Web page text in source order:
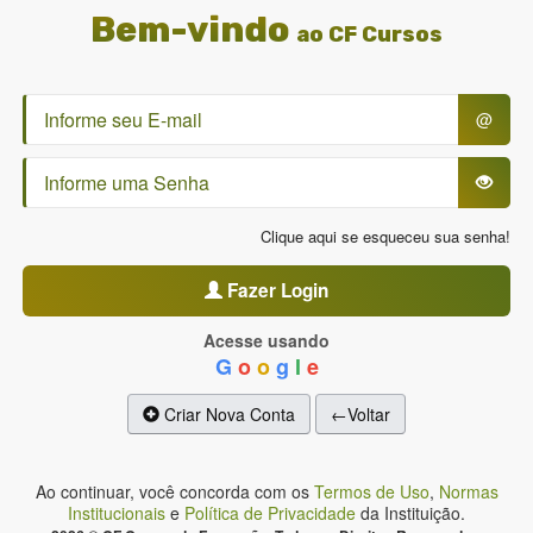
Bem-vindo ao CF Cursos
@
Clique aqui se esqueceu sua senha!
Fazer Login
Acesse usando
G o o g l e
Criar Nova Conta ←Voltar
Ao continuar, você concorda com os Termos de Uso, Normas
Institucionais e Política de Privacidade da Instituição.